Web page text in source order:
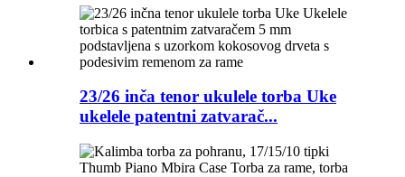
23/26 inča tenor ukulele torba Uke
ukelele patentni zatvarač...